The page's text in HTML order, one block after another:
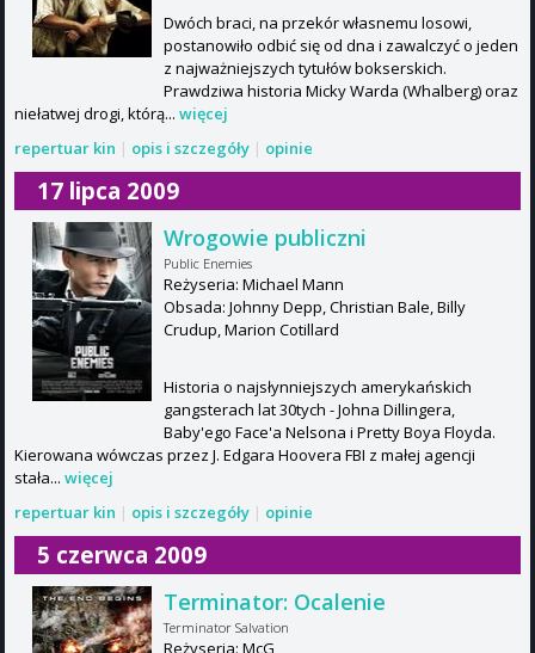
Dwóch braci, na przekór własnemu losowi,
postanowiło odbić się od dna i zawalczyć o jeden
z najważniejszych tytułów bokserskich.
Prawdziwa historia Micky Warda (Whalberg) oraz
niełatwej drogi, którą... więcej
repertuar kin | opis i szczegóły | opinie
17 lipca 2009
Wrogowie publiczni
Public Enemies
Reżyseria: Michael Mann
Obsada: Johnny Depp, Christian Bale, Billy
Crudup, Marion Cotillard
Historia o najsłynniejszych amerykańskich
gangsterach lat 30tych - Johna Dillingera,
Baby'ego Face'a Nelsona i Pretty Boya Floyda.
Kierowana wówczas przez J. Edgara Hoovera FBI z małej agencji
stała... więcej
repertuar kin | opis i szczegóły | opinie
5 czerwca 2009
Terminator: Ocalenie
Terminator Salvation
Reżyseria: McG